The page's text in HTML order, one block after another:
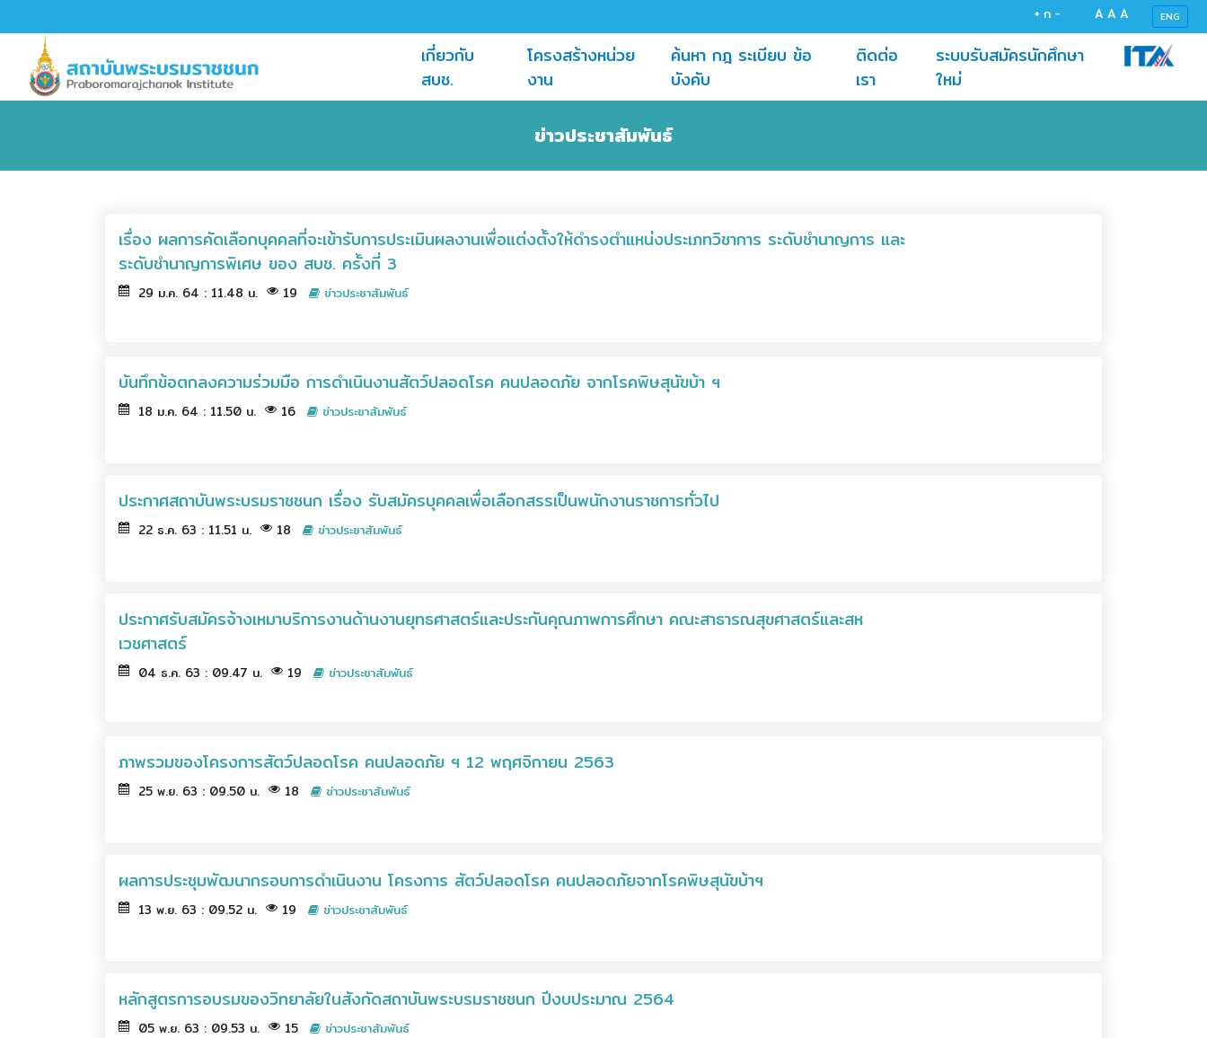
+ ก - A A A ENG
เกี่ยวกับ
สบช.
โครงสร้างหน่วย
งาน(current)
ค้นหา กฎ ระเบียบ ข้อ
บังคับ(current)
ติดต่อ
เรา(current)
ระบบรับสมัครนักศึกษา
ใหม่(current)
ข่าวประชาสัมพันธ์
เรื่อง ผลการคัดเลือกบุคคลที่จะเข้ารับการประเมินผลงานเพื่อแต่งตั้งให้ดำรงตำแหน่งประเภทวิชาการ ระดับชำนาญการ และ
ระดับชำนาญการพิเศษ ของ สบช. ครั้งที่ 3
29 ม.ค. 64 : 11.48 น. 19 ข่าวประชาสัมพันธ์
บันทึกข้อตกลงความร่วมมือ การดำเนินงานสัตว์ปลอดโรค คนปลอดภัย จากโรคพิษสุนัขบ้า ฯ
18 ม.ค. 64 : 11.50 น. 16 ข่าวประชาสัมพันธ์
ประกาศสถาบันพระบรมราชชนก เรื่อง รับสมัครบุคคลเพื่อเลือกสรรเป็นพนักงานราชการทั่วไป
22 ธ.ค. 63 : 11.51 น. 18 ข่าวประชาสัมพันธ์
ประกาศรับสมัครจ้างเหมาบริการงานด้านงานยุทธศาสตร์และประกันคุณภาพการศึกษา คณะสาธารณสุขศาสตร์และสห
เวชศาสตร์
04 ธ.ค. 63 : 09.47 น. 19 ข่าวประชาสัมพันธ์
ภาพรวมของโครงการสัตว์ปลอดโรค คนปลอดภัย ฯ 12 พฤศจิกายน 2563
25 พ.ย. 63 : 09.50 น. 18 ข่าวประชาสัมพันธ์
ผลการประชุมพัฒนากรอบการดำเนินงาน โครงการ สัตว์ปลอดโรค คนปลอดภัยจากโรคพิษสุนัขบ้าฯ
13 พ.ย. 63 : 09.52 น. 19 ข่าวประชาสัมพันธ์
หลักสูตรการอบรมของวิทยาลัยในสังกัดสถาบันพระบรมราชชนก ปีงบประมาณ 2564
05 พ.ย. 63 : 09.53 น. 15 ข่าวประชาสัมพันธ์